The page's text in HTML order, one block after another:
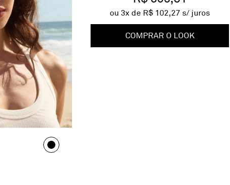
ou 3x de R$ 102,27 s/ juros
COMPRAR O LOOK